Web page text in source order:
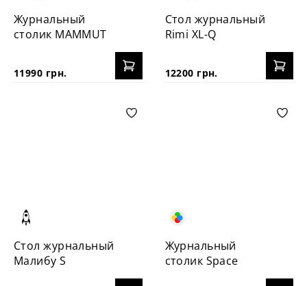
Журнальный
столик MAMMUT
11990 грн.
Стол журнальный
Rimi XL-Q
12200 грн.
Стол журнальный
Малибу S
Журнальный
столик Space